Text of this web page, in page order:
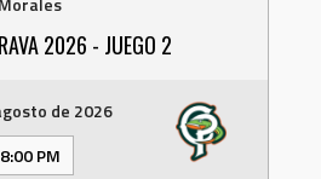
2026 - JUEGO 2
de 2026
8:00 PM